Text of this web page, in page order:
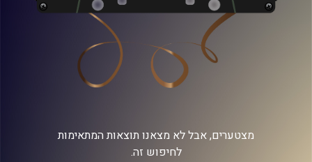
מצטערים, אבל לא מצאנו תוצאות המתאימות
לחיפוש זה.